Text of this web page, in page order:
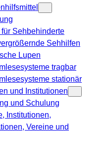
Sehbehinderte
Sehhilfen
Lupen
tragbar
stationär
und Institutionen
und Schulung
Institutionen,
Vereine und